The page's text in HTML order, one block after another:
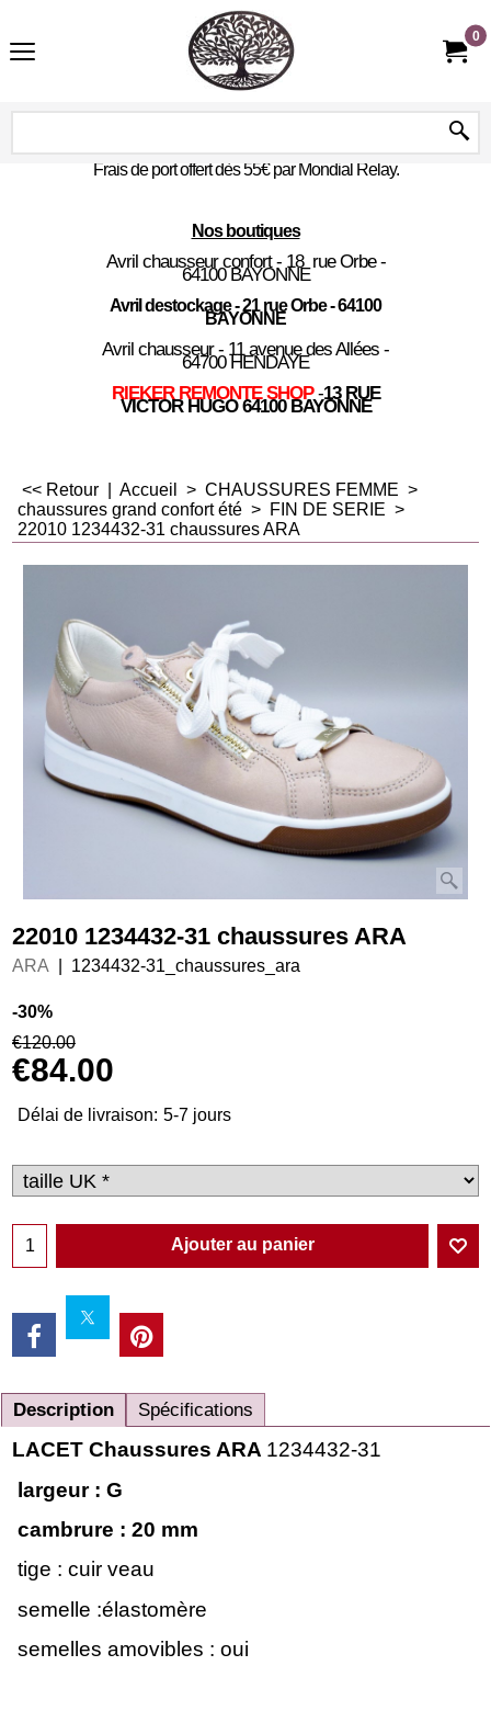
0
Frais de port offert dès 55€ par Mondial Relay.
Nos boutiques
Avril chausseur confort - 18 rue Orbe -
64100 BAYONNE
Avril destockage - 21 rue Orbe - 64100
BAYONNE
Avril chausseur - 11 avenue des Allées -
64700 HENDAYE
RIEKER REMONTE SHOP -13 RUE
VICTOR HUGO 64100 BAYONNE
<< Retour Accueil > CHAUSSURES FEMME >
chaussures grand confort été > FIN DE SERIE >
22010 1234432-31 chaussures ARA
22010 1234432-31 chaussures ARA
ARA 1234432-31_chaussures_ara
-30%
€120.00
€84.00
Délai de livraison: 5-7 jours
Ajouter au panier
Description Spécifications
LACET Chaussures ARA 1234432-31
largeur : G
cambrure : 20 mm
tige : cuir veau
semelle :élastomère
semelles amovibles : oui